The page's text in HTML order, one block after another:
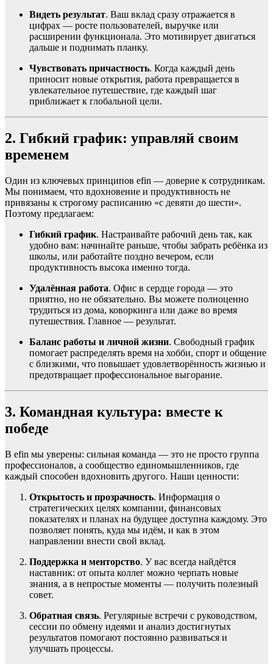
Видеть результат. Ваш вклад сразу отражается в
цифрах — росте пользователей, выручке или
расширении функционала. Это мотивирует двигаться
дальше и поднимать планку.
Чувствовать причастность. Когда каждый день
приносит новые открытия, работа превращается в
увлекательное путешествие, где каждый шаг
приближает к глобальной цели.
2. Гибкий график: управляй своим
временем
Один из ключевых принципов efin — доверие к сотрудникам.
Мы понимаем, что вдохновение и продуктивность не
привязаны к строгому расписанию «с девяти до шести».
Поэтому предлагаем:
Гибкий график. Настраивайте рабочий день так, как
удобно вам: начинайте раньше, чтобы забрать ребёнка из
школы, или работайте поздно вечером, если
продуктивность высока именно тогда.
Удалённая работа. Офис в сердце города — это
приятно, но не обязательно. Вы можете полноценно
трудиться из дома, коворкинга или даже во время
путешествия. Главное — результат.
Баланс работы и личной жизни. Свободный график
помогает распределять время на хобби, спорт и общение
с близкими, что повышает удовлетворённость жизнью и
предотвращает профессиональное выгорание.
3. Командная культура: вместе к
победе
В efin мы уверены: сильная команда — это не просто группа
профессионалов, а сообщество единомышленников, где
каждый способен вдохновить другого. Наши ценности:
Открытость и прозрачность. Информация о
стратегических целях компании, финансовых
показателях и планах на будущее доступна каждому. Это
позволяет понять, куда мы идём, и как в этом
направлении внести свой вклад.
Поддержка и менторство. У вас всегда найдётся
наставник: от опыта коллег можно черпать новые
знания, а в непростые моменты — получить полезный
совет.
Обратная связь. Регулярные встречи с руководством,
сессии по обмену идеями и анализ достигнутых
результатов помогают постоянно развиваться и
улучшать процессы.